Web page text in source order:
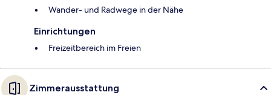
Wander- und Radwege in der Nähe
Einrichtungen
Freizeitbereich im Freien
Zimmerausstattung